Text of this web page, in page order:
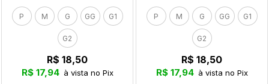
P M G GG G1
G2
R$ 18,50
R$ 17,94 à vista no Pix
P M G GG G1
G2
R$ 18,50
R$ 17,94 à vista no Pix